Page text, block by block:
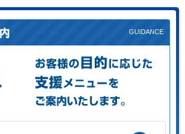
じた支援メニューをご案内します。